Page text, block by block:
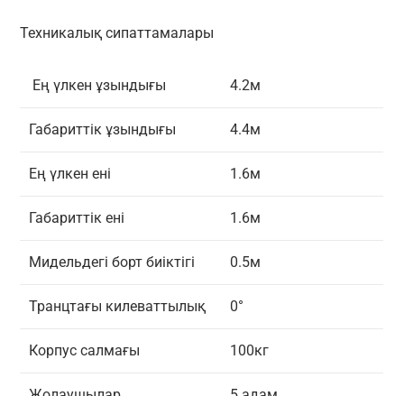
Техникалық сипаттамалары
Ең үлкен ұзындығы 4.2м
Габариттік ұзындығы 4.4м
Ең үлкен ені 1.6м
Габариттік ені 1.6м
Мидельдегі борт биіктігі 0.5м
Транцтағы килеваттылық 0°
Корпус салмағы 100кг